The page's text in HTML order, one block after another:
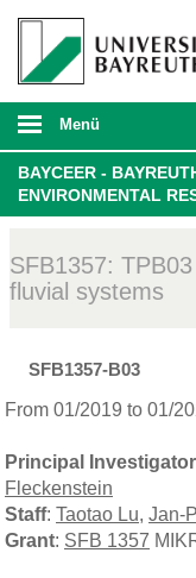
Menü
BAYCEER -
ENVIRONMENTAL
SFB1357:
fluvial systems
SFB1357-B03
From 01/2019 to 01/
Principal Investigator
Fleckenstein
Staff: Taotao Lu, Jan-
Grant: SFB 1357